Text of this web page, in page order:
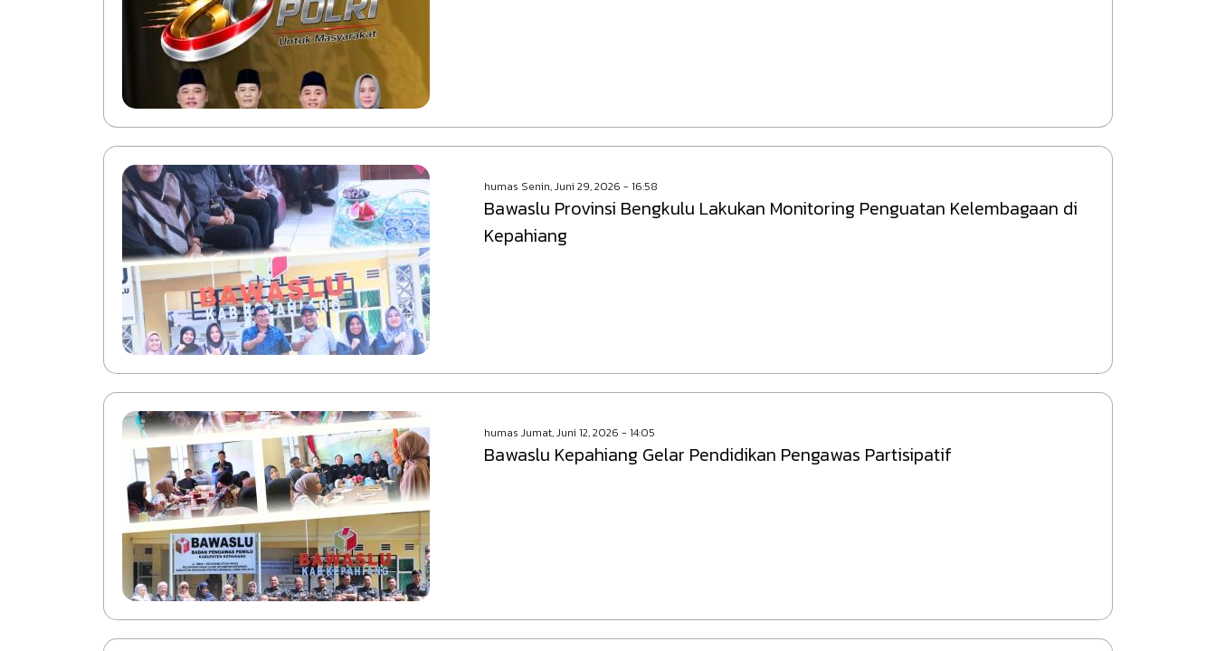
humas Senin, Juni 29, 2026 - 16:58
Bawaslu Provinsi Bengkulu Lakukan Monitoring Penguatan Kelembagaan di
Kepahiang
humas Jumat, Juni 12, 2026 - 14:05
Bawaslu Kepahiang Gelar Pendidikan Pengawas Partisipatif